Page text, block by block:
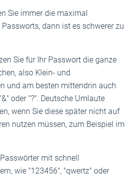
Sie immer die maximal
dann ist es schwerer zu
Sie für Ihr Passwort die ganze
also Klein- und
und am besten mittendrin auch
oder "?". Deutsche Umlaute
wenn Sie diese später nicht auf
nutzen müssen, zum Beispiel im
mit schnell
wie "123456", "qwertz" oder